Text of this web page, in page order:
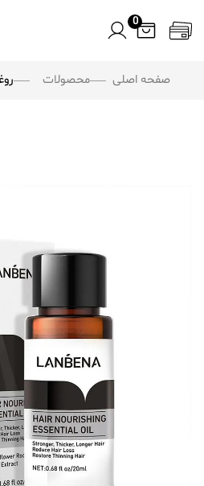
0
صفحه اصلی محصولات